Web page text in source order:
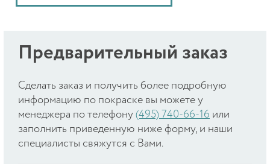
Предварительный заказ
Cделать заказ и получить более подробную
информацию по покраске вы можете у
менеджера по телефону (495) 740-66-16 или
заполнить приведенную ниже форму, и наши
специалисты свяжутся с Вами.